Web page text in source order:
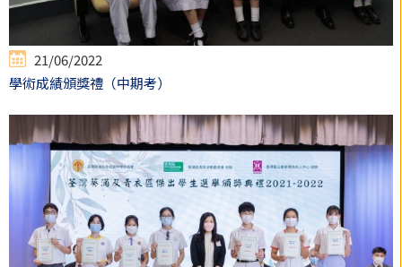
21/06/2022
學術成績頒獎禮（中期考）